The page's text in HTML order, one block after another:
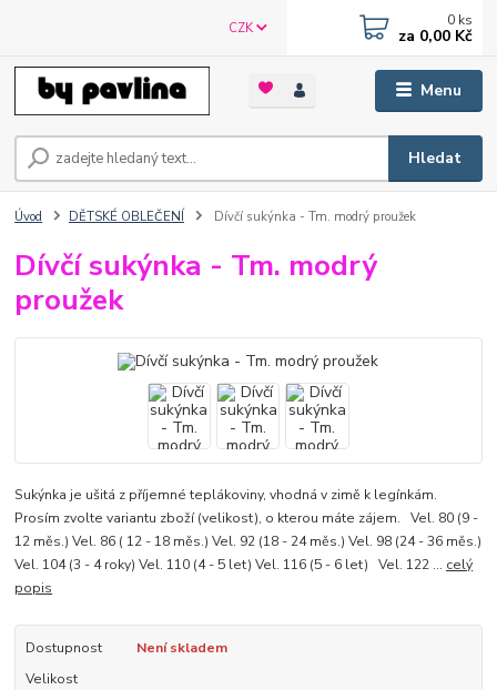
Menu
CZK
Hledat
0 ks
za 0,00 Kč
Úvod DĚTSKÉ OBLEČENÍ Dívčí sukýnka - Tm. modrý proužek
Dívčí sukýnka - Tm. modrý
proužek
Sukýnka je ušitá z příjemné teplákoviny, vhodná v zimě k legínkám.
Prosím zvolte variantu zboží (velikost), o kterou máte zájem. Vel. 80 (9 -
12 měs.) Vel. 86 ( 12 - 18 měs.) Vel. 92 (18 - 24 měs.) Vel. 98 (24 - 36 měs.)
Vel. 104 (3 - 4 roky) Vel. 110 (4 - 5 let) Vel. 116 (5 - 6 let) Vel. 122 ... celý
popis
Dostupnost
Není skladem
Velikost